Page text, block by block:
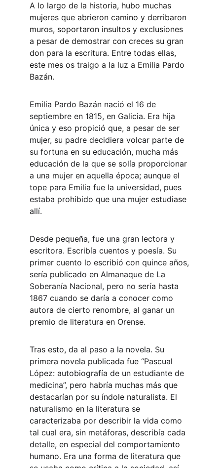
A lo largo de la historia, hubo muchas
mujeres que abrieron camino y derribaron
muros, soportaron insultos y exclusiones
a pesar de demostrar con creces su gran
don para la escritura. Entre todas ellas,
este mes os traigo a la luz a Emilia Pardo
Bazán.
Emilia Pardo Bazán nació el 16 de
septiembre en 1815, en Galicia. Era hija
única y eso propició que, a pesar de ser
mujer, su padre decidiera volcar parte de
su fortuna en su educación, mucha más
educación de la que se solía proporcionar
a una mujer en aquella época; aunque el
tope para Emilia fue la universidad, pues
estaba prohibido que una mujer estudiase
allí.
Desde pequeña, fue una gran lectora y
escritora. Escribía cuentos y poesía. Su
primer cuento lo escribió con quince años,
sería publicado en Almanaque de La
Soberanía Nacional, pero no sería hasta
1867 cuando se daría a conocer como
autora de cierto renombre, al ganar un
premio de literatura en Orense.
Tras esto, da al paso a la novela. Su
primera novela publicada fue “Pascual
López: autobiografía de un estudiante de
medicina”, pero habría muchas más que
destacarían por su índole naturalista. El
naturalismo en la literatura se
caracterizaba por describir la vida como
tal cual era, sin metáforas, describía cada
detalle, en especial del comportamiento
humano. Era una forma de literatura que